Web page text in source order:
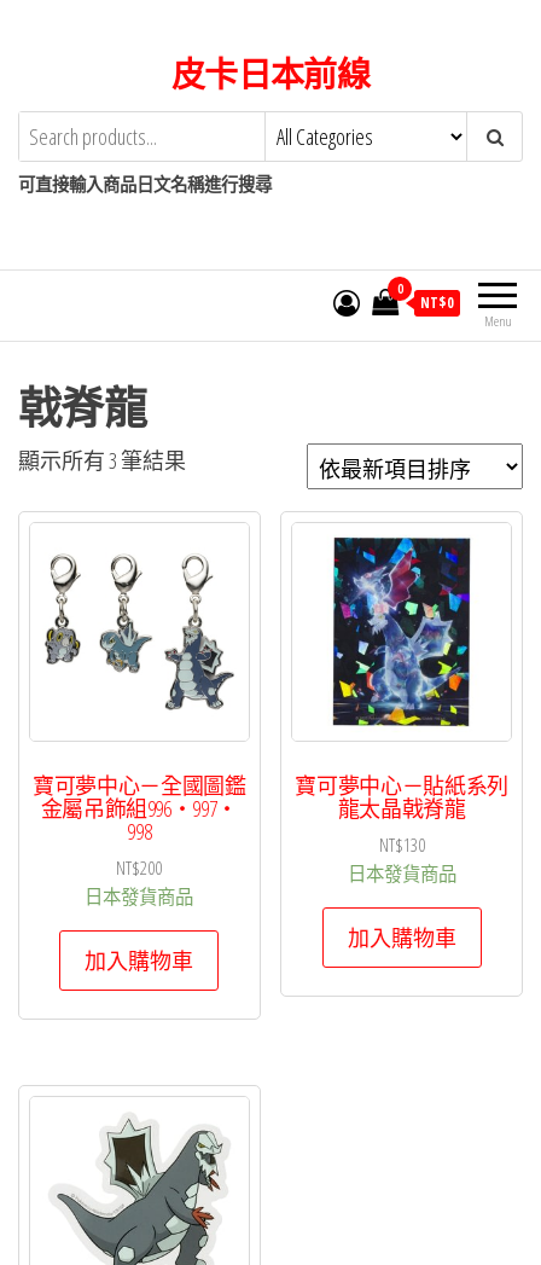
content
皮卡日本前線
可直接輸入商品日文名稱進行搜尋
Menu
0
NT$0
戟脊龍
顯示所有 3 筆結果
新
項
目
排
序
寶可夢中心－全國圖鑑
金屬吊飾組996・997・
998
NT$200
日本發貨商品
加入購物車
寶可夢中心－貼紙系列
龍太晶戟脊龍
NT$130
日本發貨商品
加入購物車